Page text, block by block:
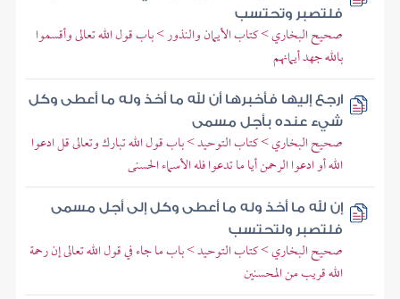
فلتصبر وتحتسب
صحيح البخاري > كتاب الأيمان والنذور > باب قول الله تعالى وأقسموا
بالله جهد أيمانهم
ارجع إليها فأخبرها أن لله ما أخذ وله ما أعطى وكل
شيء عنده بأجل مسمى
صحيح البخاري > كتاب التوحيد > باب قول الله تبارك وتعالى قل ادعوا
الله أو ادعوا الرحمن أيا ما تدعوا فله الأسماء الحسنى
إن لله ما أخذ وله ما أعطى وكل إلى أجل مسمى
فلتصبر ولتحتسب
صحيح البخاري > كتاب التوحيد > باب ما جاء في قول الله تعالى إن رحمة
الله قريب من المحسنين